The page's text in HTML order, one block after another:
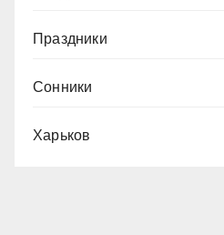
Праздники
Сонники
Харьков